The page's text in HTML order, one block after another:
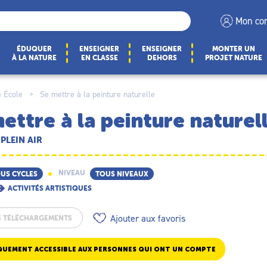
Mon
ÉDUQUER
À LA NATURE
ENSEIGNER
EN CLASSE
ENSEIGNER
DEHORS
MONTER UN
PROJET NATURE
École > Se mettre à la peinture naturelle
à la peinture
AIR
CYCLES NIVEAU
TOUS NIVEAUX
ACTIVITÉS ARTISTIQUES
TÉLÉCHARGEMENTS Ajouter aux favoris
ACCESSIBLE AUX PERSONNES QUI ONT UN COMPTE